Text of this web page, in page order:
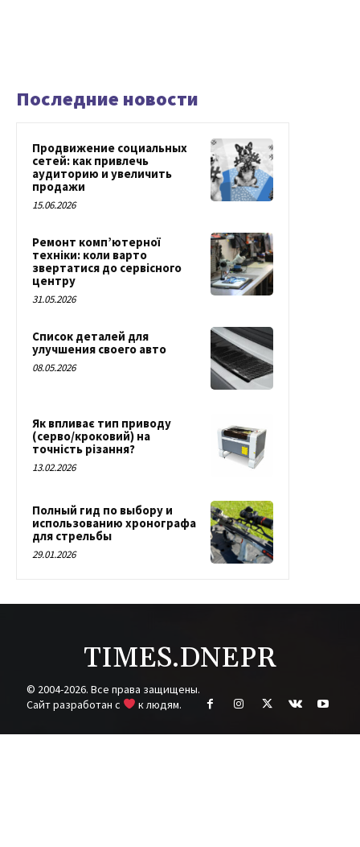
Последние новости
Продвижение социальных
сетей: как привлечь
аудиторию и увеличить
продажи
15.06.2026
Ремонт комп’ютерної
техніки: коли варто
звертатися до сервісного
центру
31.05.2026
Список деталей для
улучшения своего авто
08.05.2026
Як впливає тип приводу
(серво/кроковий) на
точність різання?
13.02.2026
Полный гид по выбору и
использованию хронографа
для стрельбы
29.01.2026
TIMES.DNEPR
© 2004-2026. Все права защищены.
Cайт разработан с
к людям.